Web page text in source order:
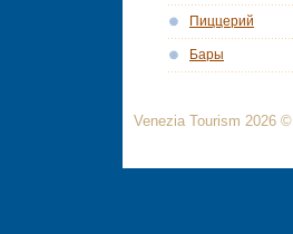
Пиццерий
Бары
Venezia Tourism 2026 ©